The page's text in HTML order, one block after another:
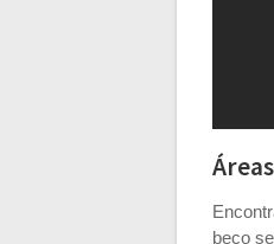
beco